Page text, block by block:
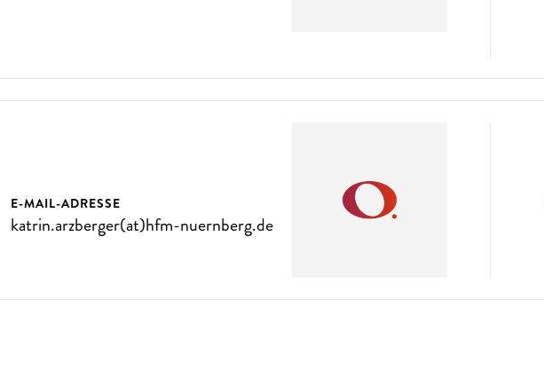
E-MAIL-ADRESSE
katrin.arzberger(at)hfm-nuernberg.de